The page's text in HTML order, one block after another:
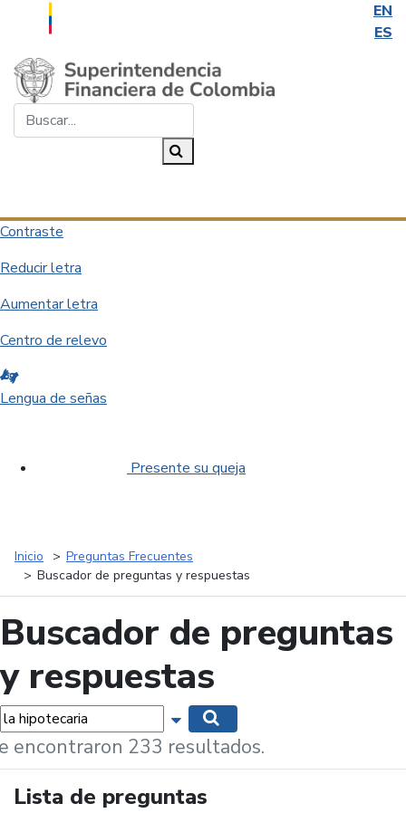
EN
ES
Saltar al contenido principal
Contraste
Reducir letra
Aumentar letra
Centro de relevo
Lengua de señas
Presente su queja
Inicio
Preguntas Frecuentes
Buscador de preguntas y respuestas
Buscador de preguntas
y respuestas
Mostrar opciones de búsqueda
encontraron 233 resultados.
Lista de preguntas